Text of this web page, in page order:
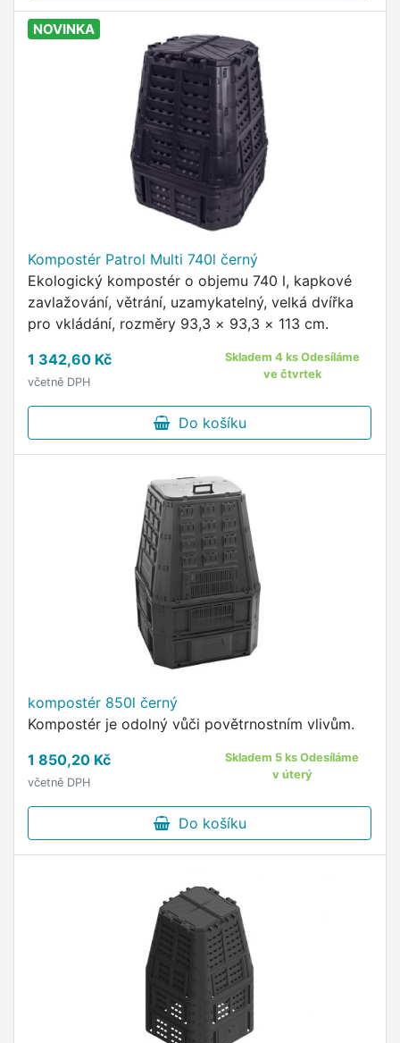
NOVINKA
Kompostér Patrol Multi 740l černý
Ekologický kompostér o objemu 740 l, kapkové
zavlažování, větrání, uzamykatelný, velká dvířka
pro vkládání, rozměry 93,3 × 93,3 × 113 cm.
1 342,60 Kč
včetně DPH
Skladem 4 ks Odesíláme
ve čtvrtek
Do košíku
kompostér 850l černý
Kompostér je odolný vůči povětrnostním vlivům.
1 850,20 Kč
včetně DPH
Skladem 5 ks Odesíláme
v úterý
Do košíku